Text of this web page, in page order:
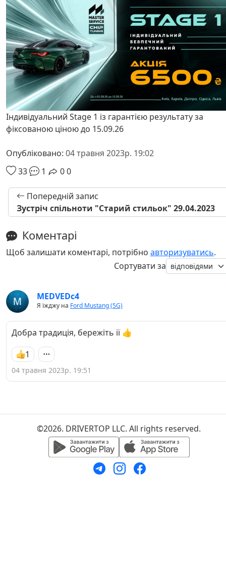
Індивідуальний Stage 1 із гарантією результату за
фіксованою ціною до 15.09.26
Опубліковано: 04 травня 2023р. 19:02
33
1 00
Попередній запис
Зустріч спільноти "Старий стильок" 29.04.2023
Коментарі
Щоб залишати коментарі, потрібно авторизуватись.
Сортувати за
MEDVEDc4
Я їжджу на Ford Mustang (5G)
Добра традиція, бережіть її 👍
1
04 травня 2023р. 19:51
©2026. DRIVERTOP LLC. All rights reserved.